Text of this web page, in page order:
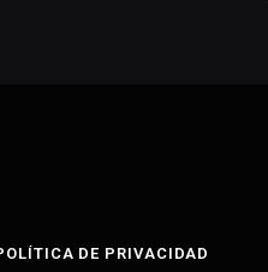
DE PRIVACIDAD